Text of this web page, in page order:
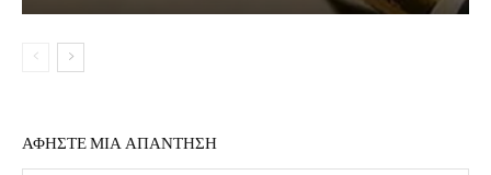
ΑΦΗΣΤΕ ΜΙΑ ΑΠΑΝΤΗΣΗ